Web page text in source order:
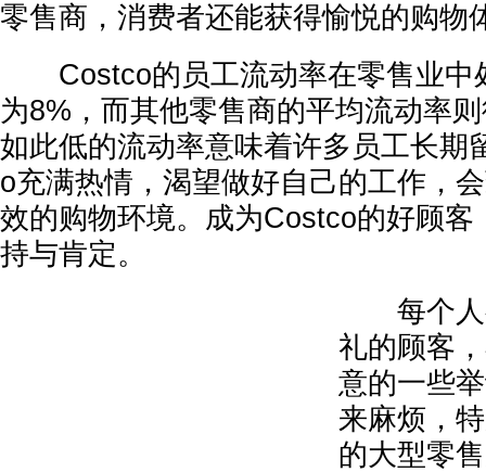
零售商，消费者还能获得愉悦的购物
Costco的员工流动率在零售业中
为8%，而其他零售商的平均流动率
如此低的流动率意味着许多员工长期
o充满热情，渴望做好自己的工作，
效的购物环境。成为Costco的好顾客
持与肯定。
每个人
礼的顾客
意的一些
来麻烦，
的大型零